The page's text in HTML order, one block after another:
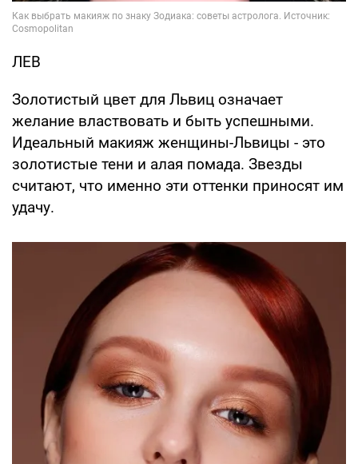
ЛЕВ
Золотистый цвет для Львиц означает
желание властвовать и быть успешными.
Идеальный макияж женщины-Львицы - это
золотистые тени и алая помада. Звезды
считают, что именно эти оттенки приносят им
удачу.